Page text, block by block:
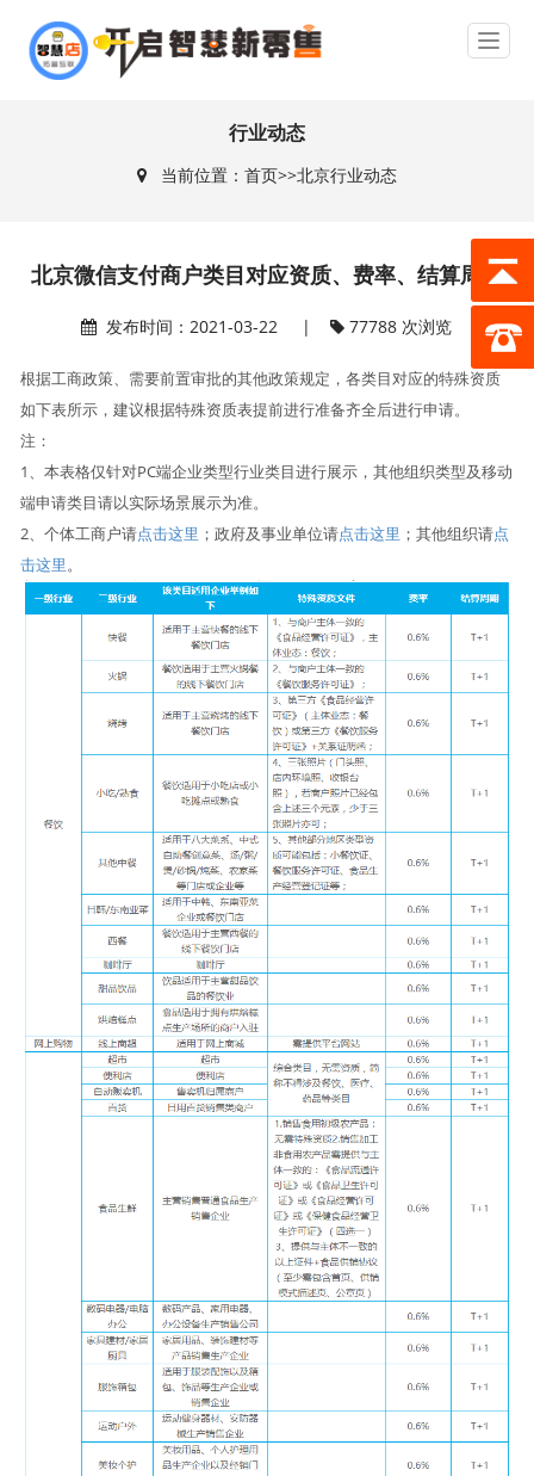
行业动态
当前位置： 首页>>北京行业动态
北京微信支付商户类目对应资质、费率、结算周期
发布时间：2021-03-22 | 77788 次浏览
根据工商政策、需要前置审批的其他政策规定，各类目对应的特殊资质
如下表所示，建议根据特殊资质表提前进行准备齐全后进行申请。
注：
1、本表格仅针对PC端企业类型行业类目进行展示，其他组织类型及移动
端申请类目请以实际场景展示为准。
2、个体工商户请点击这里 ；政府及事业单位请点击这里 ；其他组织请点
击这里。